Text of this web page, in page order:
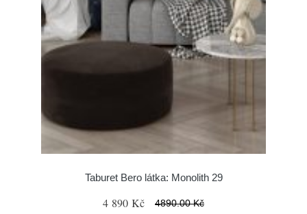
Taburet Bero látka: Monolith 29
4 890 Kč 4890.00 Kč